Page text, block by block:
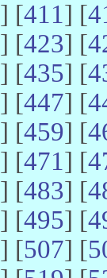
] [411] [
] [423] [
] [435] [
] [447] [
] [459] [
] [471] [
] [483] [
] [495] [
] [507] [